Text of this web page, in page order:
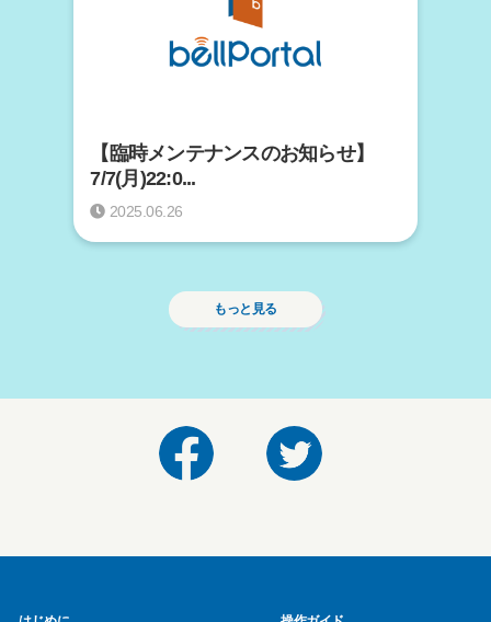
【臨時メンテナンスのお知らせ】
7/7(月)22:0...
2025.06.26
もっと見る